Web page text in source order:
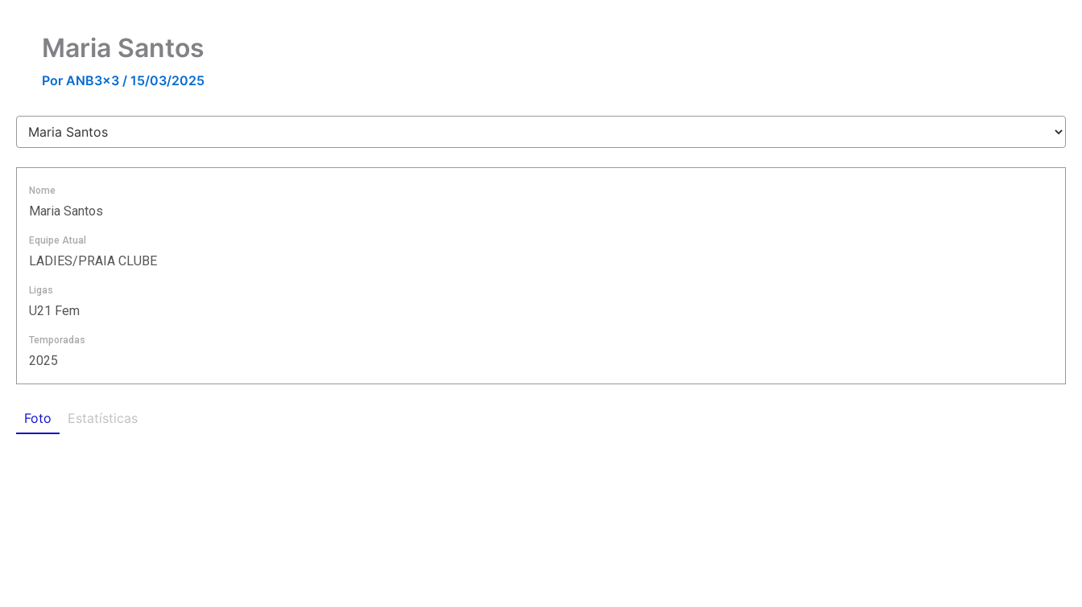
Maria Santos
Por ANB3x3 / 15/03/2025
Nome
Maria Santos
Equipe Atual
LADIES/PRAIA CLUBE
Ligas
U21 Fem
Temporadas
2025
Foto Estatísticas